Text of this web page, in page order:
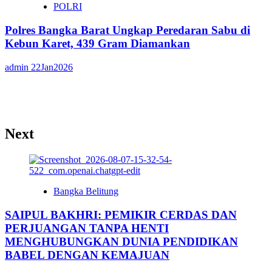
POLRI
Polres Bangka Barat Ungkap Peredaran Sabu di
Kebun Karet, 439 Gram Diamankan
admin 22Jan2026
Next
Bangka Belitung
SAIPUL BAKHRI: PEMIKIR CERDAS DAN
PERJUANGAN TANPA HENTI
MENGHUBUNGKAN DUNIA PENDIDIKAN
BABEL DENGAN KEMAJUAN